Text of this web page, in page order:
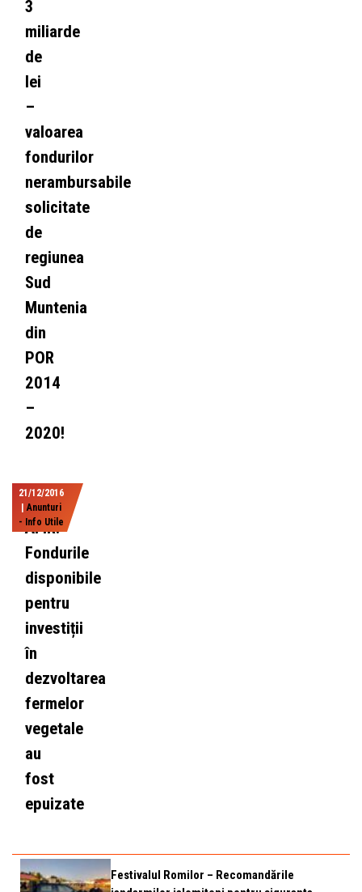
Festivalul Romilor – Recomandările
3
miliarde
de
lei
–
valoarea
fondurilor
nerambursabile
solicitate
de
regiunea
Sud
Muntenia
din
POR
2014
–
2020!
21/12/2016
|Anunturi
- Info Utile
AFIR:
Fondurile
disponibile
pentru
investiții
în
dezvoltarea
fermelor
vegetale
au
fost
epuizate